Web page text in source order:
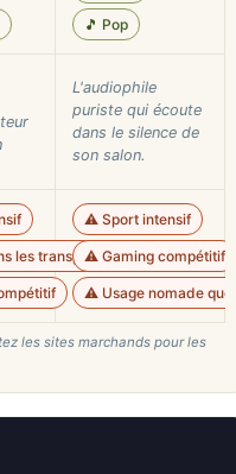
🎵 Pop
L'audiophile
puriste qui écoute
dans le silence de
son salon.
les transports
⚠️ Sport intensif
⚠️ Gaming compétitif
⚠️ Usage nomade
les sites marchands pour les